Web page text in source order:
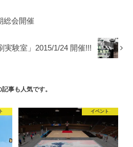
会開催
実験室」2015/1/24 開催!!!
事も人気です。
イベント